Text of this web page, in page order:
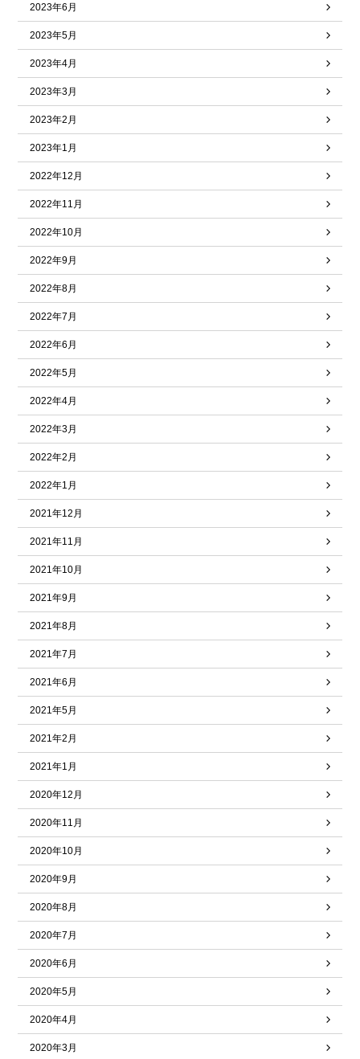
2023年6月
2023年5月
2023年4月
2023年3月
2023年2月
2023年1月
2022年12月
2022年11月
2022年10月
2022年9月
2022年8月
2022年7月
2022年6月
2022年5月
2022年4月
2022年3月
2022年2月
2022年1月
2021年12月
2021年11月
2021年10月
2021年9月
2021年8月
2021年7月
2021年6月
2021年5月
2021年2月
2021年1月
2020年12月
2020年11月
2020年10月
2020年9月
2020年8月
2020年7月
2020年6月
2020年5月
2020年4月
2020年3月